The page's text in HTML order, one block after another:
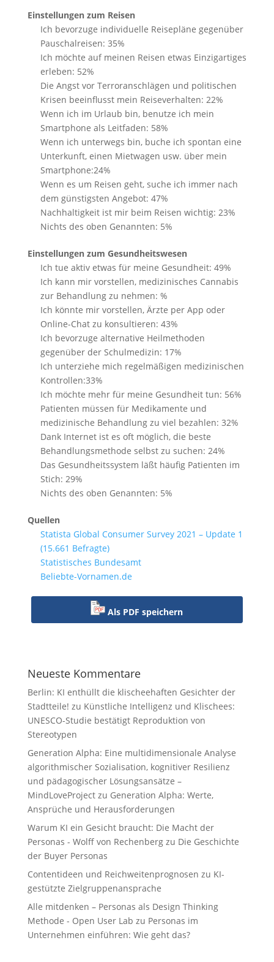
Einstellungen zum Reisen
Ich bevorzuge individuelle Reisepläne gegenüber
Pauschalreisen: 35%
Ich möchte auf meinen Reisen etwas Einzigartiges
erleben: 52%
Die Angst vor Terroranschlägen und politischen
Krisen beeinflusst mein Reiseverhalten: 22%
Wenn ich im Urlaub bin, benutze ich mein
Smartphone als Leitfaden: 58%
Wenn ich unterwegs bin, buche ich spontan eine
Unterkunft, einen Mietwagen usw. über mein
Smartphone:24%
Wenn es um Reisen geht, suche ich immer nach
dem günstigsten Angebot: 47%
Nachhaltigkeit ist mir beim Reisen wichtig: 23%
Nichts des oben Genannten: 5%
Einstellungen zum Gesundheitswesen
Ich tue aktiv etwas für meine Gesundheit: 49%
Ich kann mir vorstellen, medizinisches Cannabis
zur Behandlung zu nehmen: %
Ich könnte mir vorstellen, Ärzte per App oder
Online-Chat zu konsultieren: 43%
Ich bevorzuge alternative Heilmethoden
gegenüber der Schulmedizin: 17%
Ich unterziehe mich regelmäßigen medizinischen
Kontrollen:33%
Ich möchte mehr für meine Gesundheit tun: 56%
Patienten müssen für Medikamente und
medizinische Behandlung zu viel bezahlen: 32%
Dank Internet ist es oft möglich, die beste
Behandlungsmethode selbst zu suchen: 24%
Das Gesundheitssystem läßt häufig Patienten im
Stich: 29%
Nichts des oben Genannten: 5%
Quellen
Statista Global Consumer Survey 2021 – Update 1
(15.661 Befragte)
Statistisches Bundesamt
Beliebte-Vornamen.de
Als PDF speichern
Neueste Kommentare
Berlin: KI enthüllt die klischeehaften Gesichter der
Stadtteile! zu Künstliche Intelligenz und Klischees:
UNESCO-Studie bestätigt Reproduktion von
Stereotypen
Generation Alpha: Eine multidimensionale Analyse
algorithmischer Sozialisation, kognitiver Resilienz
und pädagogischer Lösungsansätze –
MindLoveProjectzu Generation Alpha: Werte,
Ansprüche und Herausforderungen
Warum KI ein Gesicht braucht: Die Macht der
Personas - Wolff von Rechenbergzu Die Geschichte
der Buyer Personas
Contentideen und Reichweitenprognosen zu KI-
gestützte Zielgruppenansprache
Alle mitdenken – Personas als Design Thinking
Methode - Open User Lab zu Personas im
Unternehmen einführen: Wie geht das?